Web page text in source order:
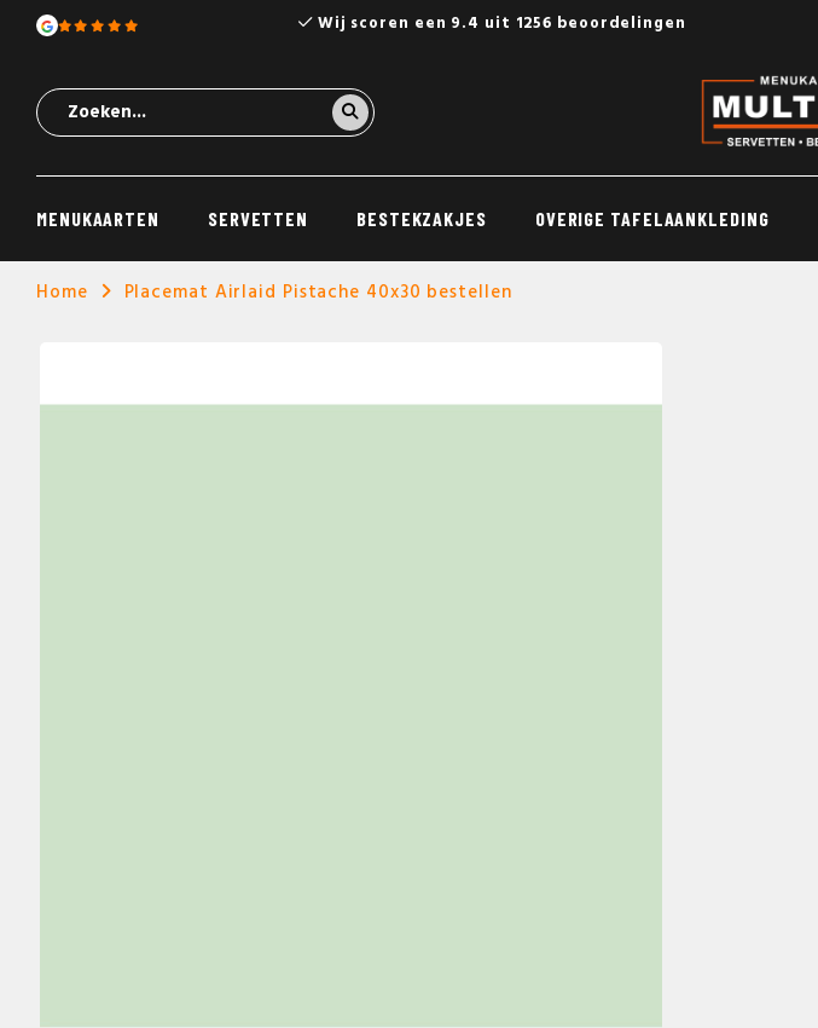
Wij scoren een 9.4 uit 1256 beoordelingen
MENUKAARTEN SERVETTEN BESTEKZAKJES OVERIGE TAFELAANKLEDING
Home Placemat Airlaid Pistache 40x30 bestellen